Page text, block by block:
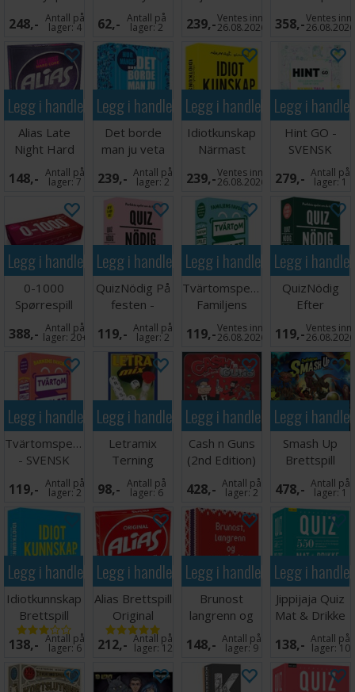
248,- Antall på
lager:4
Partyspill
62,- Antall på
lager:2
SVENSK
239,-Ventes inn
26.08.2026 358,-Ventes inn
26.08.2026
Legg i handlekurven
Alias Late
Night Hard
Core
Partyspill
148,- Antall på
lager:7
Legg i handlekurven
Det borde
man ju veta
Hur många -
SVENSK
239,- Antall på
lager:2
Legg i handlekurven
Idiotkunskap
Närmast
vinner -
SVENSK
239,-Ventes inn
26.08.2026
Legg i
Hint GO -
SVENSK
279,- Antall på
lager:1
Legg i handlekurven
0-1000
Spørrespill
388,- Antall på
lager: 20+
Legg i handlekurven
QuizNödig På
festen -
SVENSK
119,- Antall på
lager:2
Legg i handlekurven
Tvärtomspelet
Familjens
favorit -
SVENSK
119,-Ventes inn
26.08.2026
Legg i
QuizNödig
Efter
middagen -
SVENSK
119,-Ventes inn
26.08.2026
Legg i handlekurven
Tvärtomspelet
- SVENSK
119,- Antall på
lager:2
Legg i handlekurven
Letramix
Terning
Scrabble/kryssord
Spill
98,- Antall på
lager:6
Legg i handlekurven
Cash n Guns
(2nd Edition)
Brettspill
428,- Antall på
lager:2
Legg i
Smash Up
Brettspill
478,- Antall på
lager:1
Legg i handlekurven
Idiotkunnskap
Brettspill
138,- Antall på
lager:6
Legg i handlekurven
Alias Brettspill
Original
212,- Antall på
lager: 12
Legg i handlekurven
Brunost
langrenn og
lusekofte
Kortspill
148,- Antall på
lager:9
Legg i
Jippijaja Quiz
Mat & Drikke
Kortspill
138,- Antall på
lager: 10